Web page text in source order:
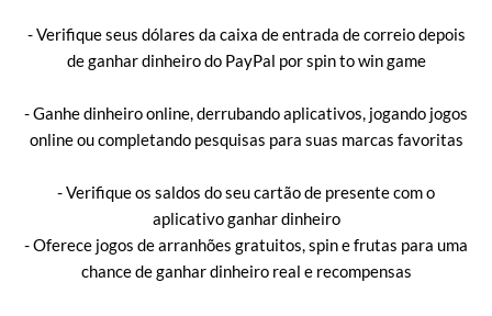
- Verifique seus dólares da caixa de entrada de correio depois
de ganhar dinheiro do PayPal por spin to win game
- Ganhe dinheiro online, derrubando aplicativos, jogando jogos
online ou completando pesquisas para suas marcas favoritas
- Verifique os saldos do seu cartão de presente com o
aplicativo ganhar dinheiro
- Oferece jogos de arranhões gratuitos, spin e frutas para uma
chance de ganhar dinheiro real e recompensas